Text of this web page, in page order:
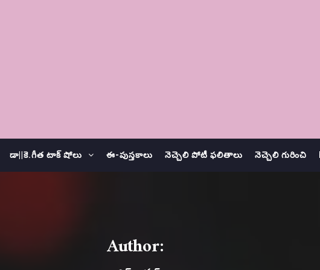
డా||కె.గీత టాక్ షోలు ఈ-పుస్తకాలు నెచ్చెలి పోటీ ఫలితాలు నెచ్చెలి గురించి
Author: